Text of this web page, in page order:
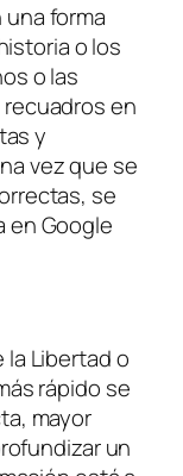
una forma
o los
o las
en
y
vez que se
se
en Google
la Libertad o
rápido se
mayor
un